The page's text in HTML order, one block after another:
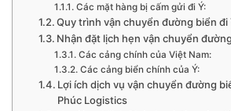
Các mặt hàng bị cấm gửi đi Ý:
Quy trình vận chuyển đường biển đi
Nhận đặt lịch hẹn vận chuyển
Các cảng chính của Việt Nam:
Các cảng biển chính của Ý:
Lợi ích dịch vụ vận chuyển đường
Phúc Logistics